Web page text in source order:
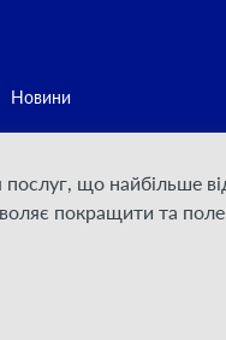
Новини
Політика конфіденційності
Умови надання послуг
що найбільше
покращити та